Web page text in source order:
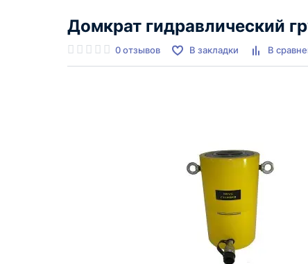
Домкрат гидравлический
0 отзывов В закладки В